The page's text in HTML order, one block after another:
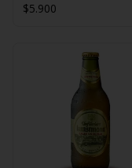
$5.900